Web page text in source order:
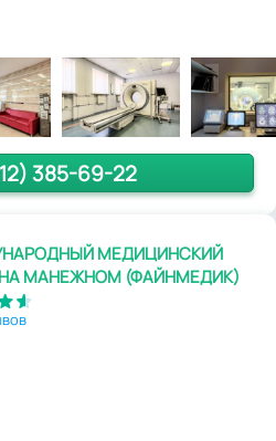
385-69-22
МЕДИЦИНСКИЙ
МАНЕЖНОМ (ФАЙНМЕДИК)